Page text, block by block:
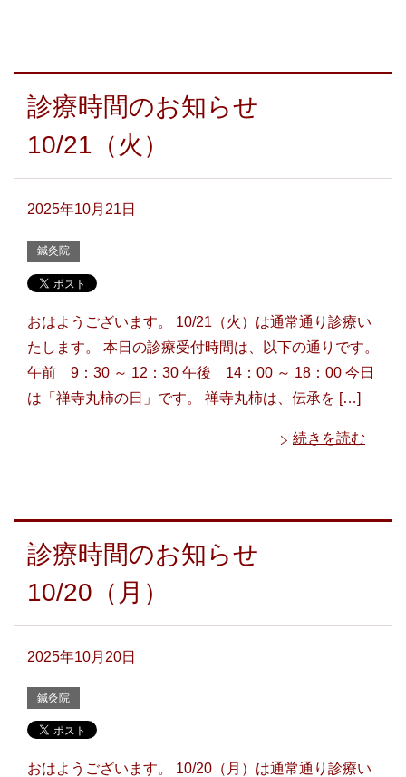
診療時間のお知らせ
10/21（火）
2025年10月21日
鍼灸院
おはようございます。 10/21（火）は通常通り診療い
たします。 本日の診療受付時間は、以下の通りです。
午前 9：30 ～ 12：30 午後 14：00 ～ 18：00 今日
は「禅寺丸柿の日」です。 禅寺丸柿は、伝承を […]
続きを読む
診療時間のお知らせ
10/20（月）
2025年10月20日
鍼灸院
おはようございます。 10/20（月）は通常通り診療い